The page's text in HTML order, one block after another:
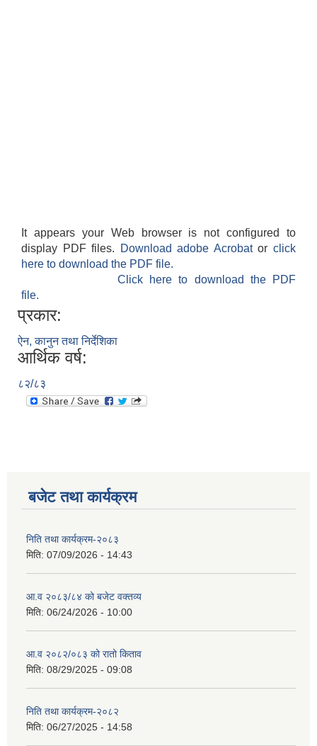
It appears your Web browser is not configured to
display PDF files.
Download adobe Acrobatorclick
here to download the PDF file.
Click here to download the PDF
file.
प्रकार:
ऐन, कानुन तथा निर्देशिका
आर्थिक वर्ष:
८२/८३
बजेट तथा कार्यक्रम
निति तथा कार्यक्रम-२०८३
मिति: 07/09/2026 - 14:43
आ.व २०८३/८४ को बजेट वक्तव्य
मिति: 06/24/2026 - 10:00
आ.व २०८२/०८३ को रातो किताव
मिति: 08/29/2025 - 09:08
निति तथा कार्यक्रम-२०८२
मिति: 06/27/2025 - 14:58